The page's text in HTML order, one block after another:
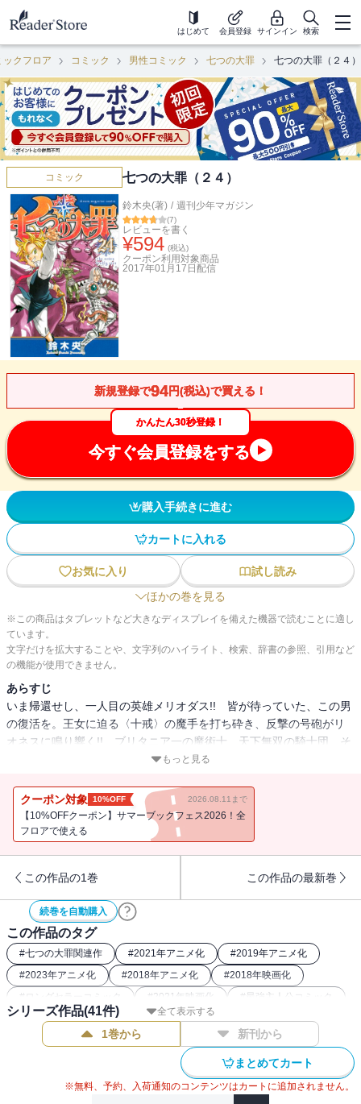
はじめて 会員登録 サインイン 検索
ックフロア コミック 男性コミック 七つの大罪 七つの大罪（２４）
コミック 七つの大罪（２４）
鈴木央(著) / 週刊少年マガジン
(7)
レビューを書く
¥594 (税込)
クーポン利用対象商品
2017年01月17日 配信
新規登録で94円(税込)で買える！
かんたん30秒登録！
今すぐ会員登録をする
購入手続きに進む
カートに入れる
お気に入り
試し読み
ほかの巻を見る
※この商品はタブレットなど大きなディスプレイを備えた機器で読むことに適し
ています。
文字だけを拡大することや、文字列のハイライト、検索、辞書の参照、引用など
の機能が使用できません。
あらすじ
いま帰還せし、一人目の英雄メリオダス!! 皆が待っていた、この男
の復活を。王女に迫る〈十戒〉の魔手を打ち砕き、反撃の号砲がリ
オネスに鳴り響く!! ブリタニア一の魔術士、天下無双の騎士団、そ
して新旧聖騎士長。“最強”と謳われし猛者たちが、対〈十戒〉戦線に
──。
もっと見る
クーポン対象 10%OFF 2026.08.11まで
【10%OFFクーポン】サマーブックフェス2026！全
フロアで使える
この作品の1巻 この作品の最新巻
続巻を自動購入
この作品のタグ
#七つの大罪関連作 #2021年アニメ化 #2019年アニメ化
#2023年アニメ化 #2018年アニメ化 #2018年映画化
# ロングセラーコミック #2021年映画化 # 最強主人公コミック
#ファンタジー漫画 #本格ファンタジー漫画 #講談社漫画賞
全て表示する
シリーズ作品(41件)
1巻から 新刊から
まとめてカート
※無料、予約、入荷通知のコンテンツはカートに追加されません。